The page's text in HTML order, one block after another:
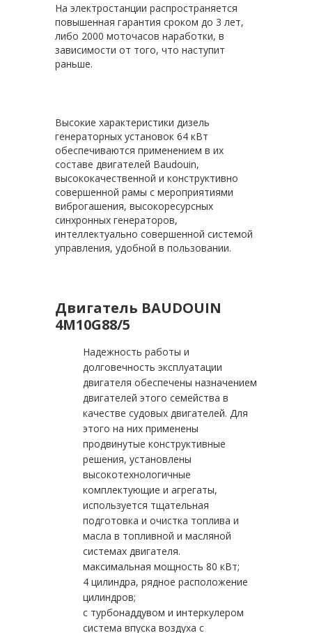
На электростанции распространяется
повышенная гарантия сроком до 3 лет,
либо 2000 моточасов наработки, в
зависимости от того, что наступит
раньше.
Высокие характеристики дизель
генераторных установок 64 кВт
обеспечиваются применением в их
составе двигателей Baudouin,
высококачественной и конструктивно
совершенной рамы с мероприятиями
виброгашения, высокоресурсных
синхронных генераторов,
интеллектуально совершенной системой
управления, удобной в пользовании.
Двигатель BAUDOUIN
4M10G88/5
Надежность работы и
долговечность эксплуатации
двигателя обеспечены назначением
двигателей этого семейства в
качестве судовых двигателей. Для
этого на них применены
продвинутые конструктивные
решения, установлены
высокотехнологичные
комплектующие и агрегаты,
используется тщательная
подготовка и очистка топлива и
масла в топливной и масляной
системах двигателя.
максимальная мощность 80 кВт;
4 цилиндра, рядное расположение
цилиндров;
с турбонаддувом и интеркулером
система впуска воздуха с